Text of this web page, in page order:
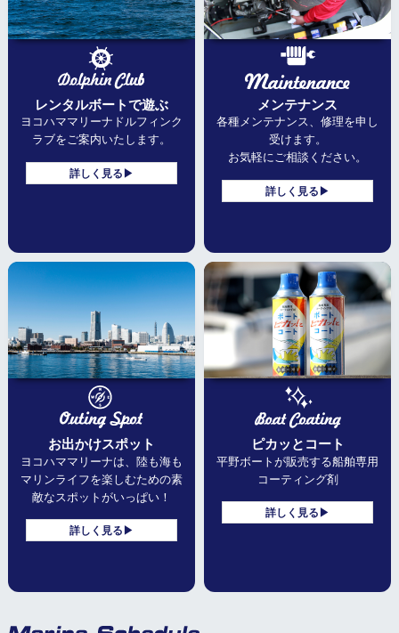
レンタルボートで遊ぶ
ヨコハママリーナ ドルフィンク
ラブをご案内いたします。
詳しく見る▶
メンテナンス
各種メンテナンス、修理を申し
受けます。
お気軽にご相談ください。
詳しく見る▶
お出かけスポット
ヨコハママリーナは、陸も海も
マリンライフを楽しむための素
敵なスポットがいっぱい！
詳しく見る▶
ピカッとコート
平野ボートが販売する船舶専用
コーティング剤
詳しく見る▶